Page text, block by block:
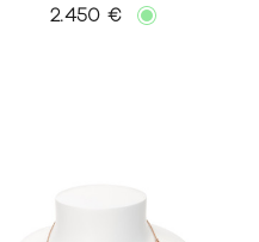
2.450 €